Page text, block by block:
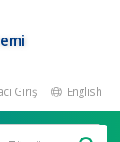
Girişi English